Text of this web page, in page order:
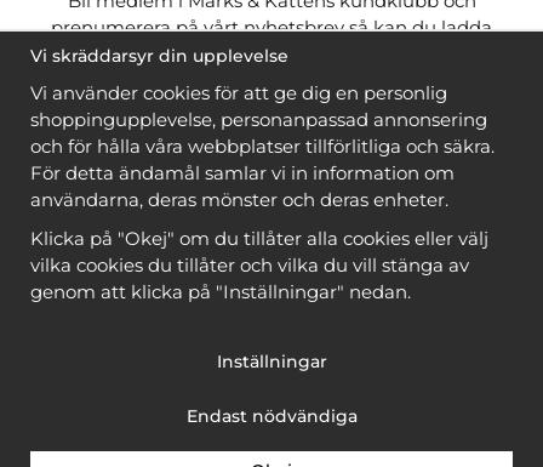
prenumerera på vårt nyhetsbrev så kan du ladda
ner många mönstergratisoch få många
när du handlar garn till mönstret. Du ser vilka som
är
gratis när du är inloggad
Bli medlem
Copyright © 2026, Marks & Kattens AB
Vi skräddarsyr din upplevelse
Vi använder cookies för att ge dig en personlig
shoppingupplevelse, personanpassad annonsering
och för hålla våra webbplatser tillförlitliga och säkra.
För detta ändamål samlar vi in information om
användarna, deras mönster och deras enheter.
Klicka på "Okej" om du tillåter alla cookies eller välj
vilka cookies du tillåter och vilka du vill stänga av
genom att klicka på "Inställningar" nedan.
Inställningar
Endast nödvändiga